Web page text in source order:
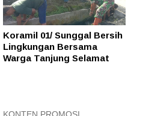
Koramil 01/ Sunggal Bersih
Lingkungan Bersama
Warga Tanjung Selamat